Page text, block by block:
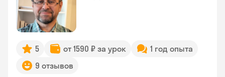
5 от 1590 ₽ за урок
1 год опыта
9 отзывов